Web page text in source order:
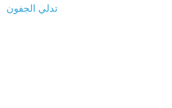
تدلي الجفون